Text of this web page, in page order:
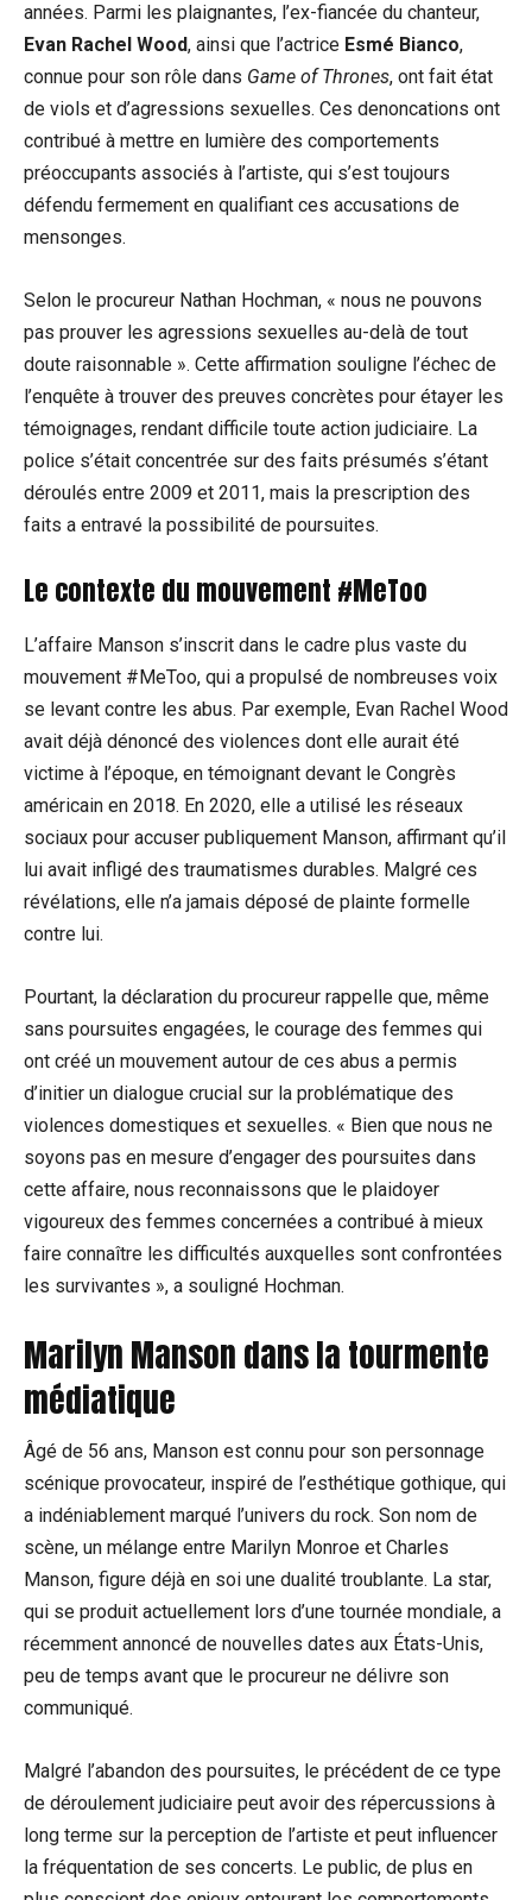
années. Parmi les plaignantes, l’ex-fiancée du chanteur,
Evan Rachel Wood, ainsi que l’actrice Esmé Bianco,
connue pour son rôle dans Game of Thrones, ont fait état
de viols et d’agressions sexuelles. Ces denoncations ont
contribué à mettre en lumière des comportements
préoccupants associés à l’artiste, qui s’est toujours
défendu fermement en qualifiant ces accusations de
mensonges.
Selon le procureur Nathan Hochman, « nous ne pouvons
pas prouver les agressions sexuelles au-delà de tout
doute raisonnable ». Cette affirmation souligne l’échec de
l’enquête à trouver des preuves concrètes pour étayer les
témoignages, rendant difficile toute action judiciaire. La
police s’était concentrée sur des faits présumés s’étant
déroulés entre 2009 et 2011, mais la prescription des
faits a entravé la possibilité de poursuites.
Le contexte du mouvement #MeToo
L’affaire Manson s’inscrit dans le cadre plus vaste du
mouvement #MeToo, qui a propulsé de nombreuses voix
se levant contre les abus. Par exemple, Evan Rachel Wood
avait déjà dénoncé des violences dont elle aurait été
victime à l’époque, en témoignant devant le Congrès
américain en 2018. En 2020, elle a utilisé les réseaux
sociaux pour accuser publiquement Manson, affirmant qu’il
lui avait infligé des traumatismes durables. Malgré ces
révélations, elle n’a jamais déposé de plainte formelle
contre lui.
Pourtant, la déclaration du procureur rappelle que, même
sans poursuites engagées, le courage des femmes qui
ont créé un mouvement autour de ces abus a permis
d’initier un dialogue crucial sur la problématique des
violences domestiques et sexuelles. « Bien que nous ne
soyons pas en mesure d’engager des poursuites dans
cette affaire, nous reconnaissons que le plaidoyer
vigoureux des femmes concernées a contribué à mieux
faire connaître les difficultés auxquelles sont confrontées
les survivantes », a souligné Hochman.
Marilyn Manson dans la tourmente
médiatique
Âgé de 56 ans, Manson est connu pour son personnage
scénique provocateur, inspiré de l’esthétique gothique, qui
a indéniablement marqué l’univers du rock. Son nom de
scène, un mélange entre Marilyn Monroe et Charles
Manson, figure déjà en soi une dualité troublante. La star,
qui se produit actuellement lors d’une tournée mondiale, a
récemment annoncé de nouvelles dates aux États-Unis,
peu de temps avant que le procureur ne délivre son
communiqué.
Malgré l’abandon des poursuites, le précédent de ce type
de déroulement judiciaire peut avoir des répercussions à
long terme sur la perception de l’artiste et peut influencer
la fréquentation de ses concerts. Le public, de plus en